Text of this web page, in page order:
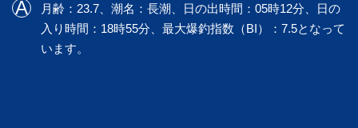
月齢：23.7、潮名：長潮、日の出時間：05時12分、日の
入り時間：18時55分、最大爆釣指数（BI）：7.5となって
います。